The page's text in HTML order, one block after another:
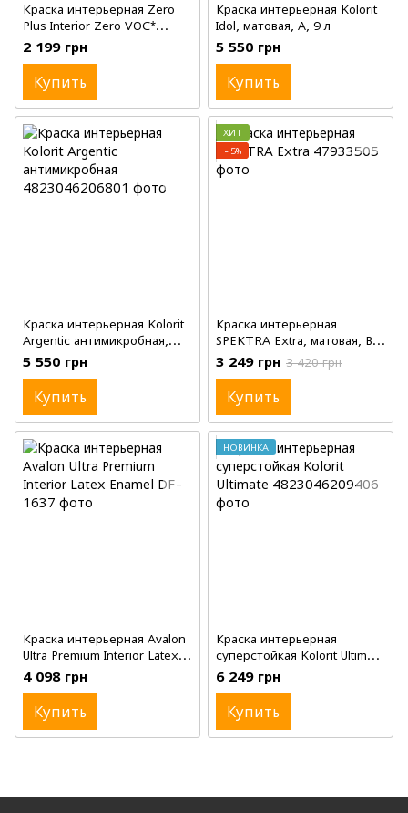
Краска интерьерная Zero
Plus Interior Zero VOC*
Latex, Eggshell, White, 3.78 л
2 199 грн
Купить
Краска интерьерная Kolorit
Idol, матовая, A, 9 л
5 550 грн
Купить
Краска интерьерная Kolorit
Argentic антимикробная,
матовая, A, 9 л
5 550 грн
Купить
ХИТ
−5%
Краска интерьерная
SPEKTRA Extra, матовая, B1,
10 л
3 249 грн 3 420 грн
Купить
Краска интерьерная Avalon
Ultra Premium Interior Latex
Enamel, Flat, Ultra White, 3.78
л (галлон)
4 098 грн
Купить
НОВИНКА
Краска интерьерная
суперстойкая Kolorit Ultimate
, матовая, A, 9 л
6 249 грн
Купить